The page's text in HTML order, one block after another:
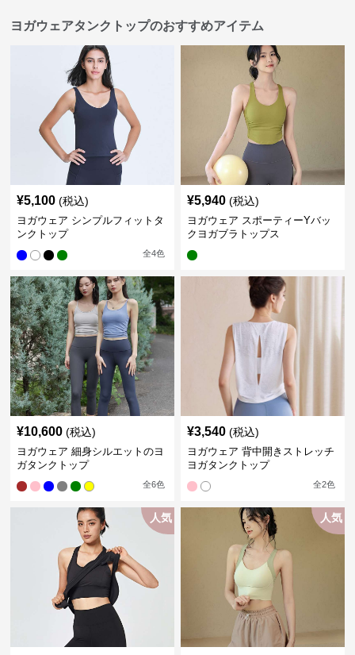
ヨガウェアタンクトップのおすすめアイテム
¥5,100 (税込)
ヨガウェア シンプルフィットタ
ンクトップ
全4色
¥5,940 (税込)
ヨガウェア スポーティーYバッ
クヨガブラトップス
¥10,600 (税込)
ヨガウェア 細身シルエットのヨ
ガタンクトップ
全6色
¥3,540 (税込)
ヨガウェア 背中開きストレッチ
ヨガタンクトップ
全2色
人気 人気